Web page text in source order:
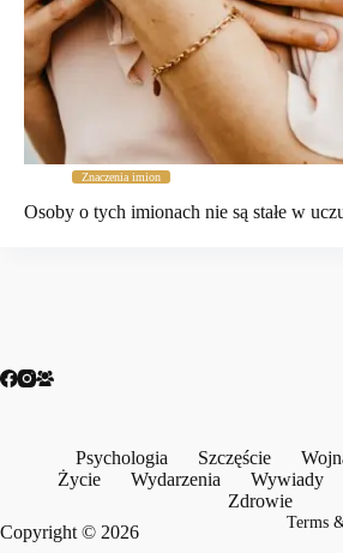
Znaczenia imion
Osoby o tych imionach nie są stałe w
Psychologia Szczęście
Życie
Wydarzenia Wywiady
Zdrowie
Copyright © 2026
Terms